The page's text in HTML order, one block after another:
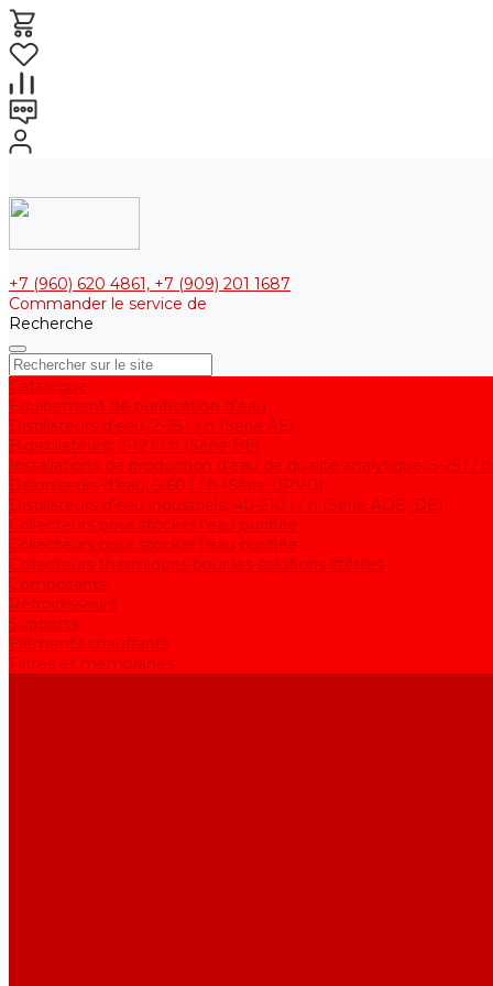
+7 (960) 620 4861, +7 (909) 201 1687
Commander le service de
Recherche
Catalogue
Équipement de purification d'eau
Distillateurs d'eau, 2-25 l / h (Série АE)
Bidistillateurs, 2-12 l / h (Série BE)
Installations de production d'eau de qualité analytique, 5-25 l / h
Déioniseurs d'eau, 5-60 l / h (Série UPVD)
Distillateurs d'eau industriels, 40-210 l / h (Série ADE, DE)
Collecteurs pour stocker l'eau purifiée
Collecteurs pour stocker l'eau purifiée
Collecteurs thermiques pour les solutions stériles
Composants
Refroidisseurs
Supports
Éléments chauffants
Filtres et membranes